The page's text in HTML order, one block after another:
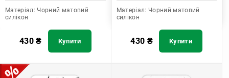
Матеріал: Чорний матовий
силікон
430₴ Купити
Матеріал: Чорний матовий
силікон
430 ₴ Купити